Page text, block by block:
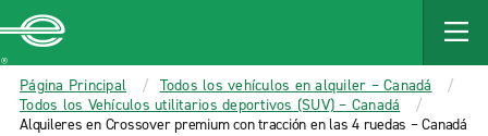
MAIN
CONTENT
Enterprise
Página Principal
Todos los vehículos en alquiler – Canadá
Todos los Vehículos utilitarios deportivos (SUV) – Canadá
Alquileres en Crossover premium con tracción en las 4 ruedas – Canadá